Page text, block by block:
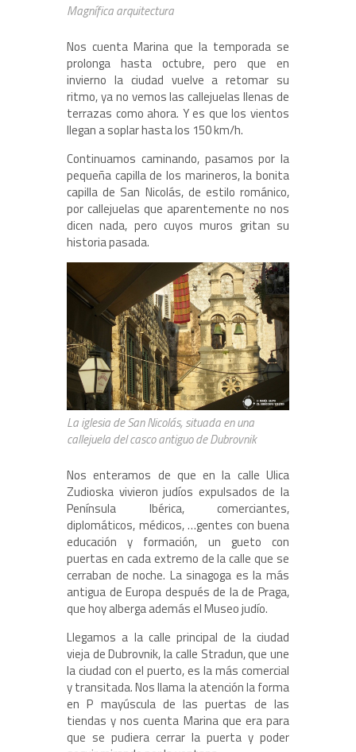
Magnífica arquitectura
Nos cuenta Marina que la temporada se
prolonga hasta octubre, pero que en
invierno la ciudad vuelve a retomar su
ritmo, ya no vemos las callejuelas llenas de
terrazas como ahora. Y es que los vientos
llegan a soplar hasta los 150 km/h.
Continuamos caminando, pasamos por la
pequeña capilla de los marineros, la bonita
capilla de San Nicolás, de estilo románico,
por callejuelas que aparentemente no nos
dicen nada, pero cuyos muros gritan su
historia pasada.
La iglesia de San Nicolás, situada en una
callejuela del casco antiguo de Dubrovnik
Nos enteramos de que en la calle Ulica
Zudioska vivieron judíos expulsados de la
Península Ibérica, comerciantes,
diplomáticos, médicos, …gentes con buena
educación y formación, un gueto con
puertas en cada extremo de la calle que se
cerraban de noche. La sinagoga es la más
antigua de Europa después de la de Praga,
que hoy alberga además el Museo judío.
Llegamos a la calle principal de la ciudad
vieja de Dubrovnik, la calle Stradun, que une
la ciudad con el puerto, es la más comercial
y transitada. Nos llama la atención la forma
en P mayúscula de las puertas de las
tiendas y nos cuenta Marina que era para
que se pudiera cerrar la puerta y poder